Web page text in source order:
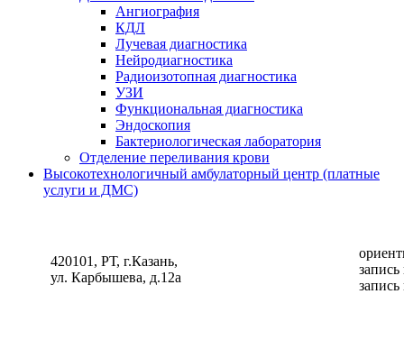
Ангиография
КДЛ
Лучевая диагностика
Нейродиагностика
Радиоизотопная диагностика
УЗИ
Функциональная диагностика
Эндоскопия
Бактериологическая лаборатория
Отделение переливания крови
Высокотехнологичный амбулаторный центр (платные
услуги и ДМС)
420101, РТ, г.Казань,
ул. Карбышева, д.12а